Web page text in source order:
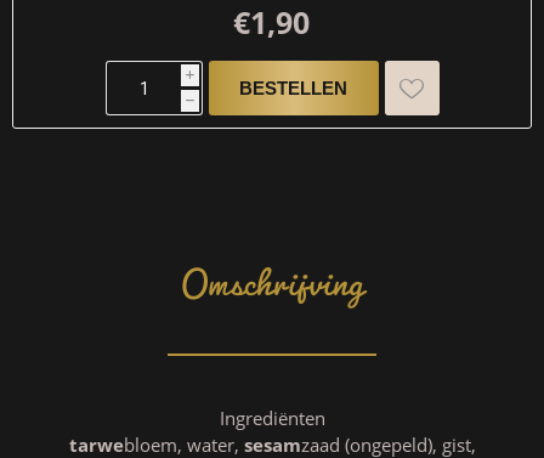
€1,90
i
h
Omschrijving
Ingrediënten
tarwebloem, water, sesamzaad (ongepeld), gist,